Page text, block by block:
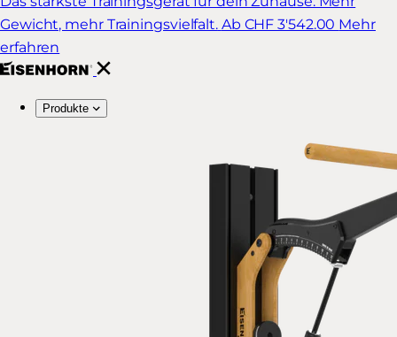
Gewicht, mehr Trainingsvielfalt. Ab CHF 3'542.00 Mehr
erfahren
Produkte